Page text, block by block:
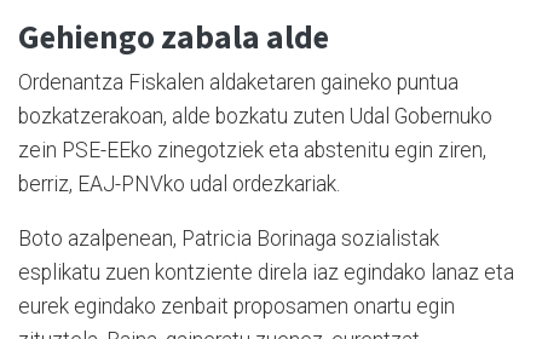
Gehiengo zabala alde
Ordenantza Fiskalen aldaketaren gaineko puntua
bozkatzerakoan, alde bozkatu zuten Udal Gobernuko
zein PSE-EEko zinegotziek eta abstenitu egin ziren,
berriz, EAJ-PNVko udal ordezkariak.
Boto azalpenean, Patricia Borinaga sozialistak
esplikatu zuen kontziente direla iaz egindako lanaz eta
eurek egindako zenbait proposamen onartu egin